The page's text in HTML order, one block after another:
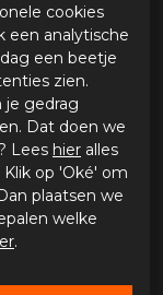
cookies
een analytische
een beetje
zien.
je gedrag
Dat doen we
Lees hier alles
op 'Oké' om
plaatsen we
welke
.